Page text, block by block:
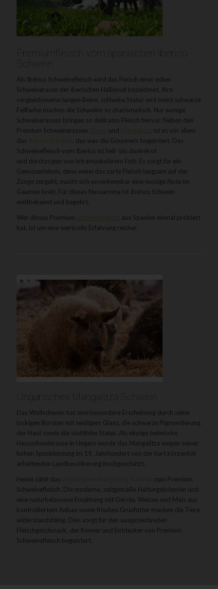
Premiumfleisch vom spanischen Ibérico
Schwein
Als Ibérico Schweinefleisch wird das Fleisch einer edlen
Schweinerasse der iberischen Halbinsel bezeichnet. Ihre
vergleichsweise langen Beine, schlanke Statur und meist schwarze
Fellfarbe machen die Schweine so charismatisch. Nur wenige
Schweinerassen bringen so delikates Fleisch hervor. Neben den
Premium Schweinerassen
und
ist es vor allem
das
, das was die Gourmets begeistert. Das
Schweinefleisch vom Iberico ist hell- bis dunkelrot
und durchzogen von intramuskulärem Fett. Es sorgt für ein
Genusserlebnis, denn wenn das zarte Fleisch langsam auf der
Zunge zergeht, macht sich unverkennbar eine nussige Note im
Gaumen breit. Für dieses Nussaroma ist Ibérico Schwein
weltbekannt und begehrt.
Wer dieses Premium
aus Spanien einmal probiert
hat, ist um eine wertvolle Erfahrung reicher.
Ungarisches Mangalitza Schwein
Das Wollschwein hat eine besondere Erscheinung durch seine
lockigen Borsten mit seidigem Glanz, die schwarze Pigmentierung
der Haut sowie die stattliche Statur. Als einzige heimische
Hausschweinrasse in Ungarn wurde das Mangalitza wegen seiner
hohen Speckleistung im 19. Jahrhundert von der hart körperlich
arbeitenden Landbevölkerung hochgeschätzt.
Heute zählt das
zum Premium
Schweinefleisch. Die moderne, zeitgemäße Haltungskriterien und
eine naturbelassene Ernährung mit Gerste, Weizen und Mais aus
kontrolliertem Anbau sowie frisches Grünfutter machen die Tiere
widerstandsfähig. Dies sorgt für den ausgezeichneten
Fleischgeschmack, der Kenner und Entdecker von Premium
Schweinefleisch begeistert.